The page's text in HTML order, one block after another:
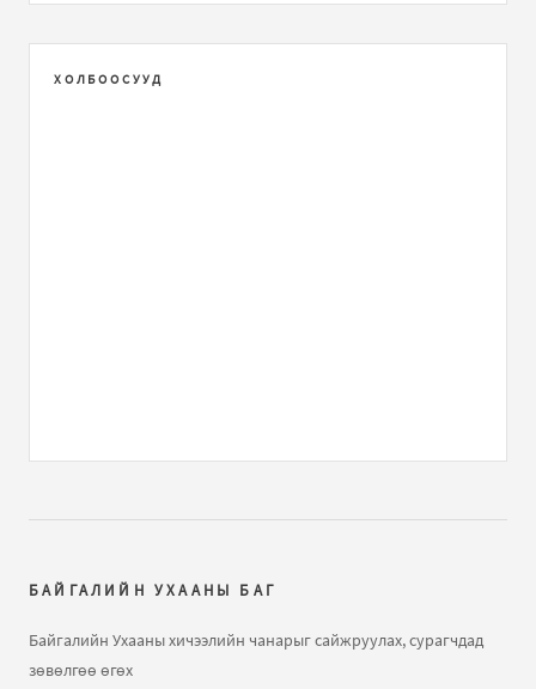
Тоо боддог маш сайн программбичлэгтЗочин:1985
x 4 /
Далайн татралт түрэлт Зочин:
ч харагдахгүй байна
ХОЛБООСУУД
БАЙГАЛИЙН УХААНЫ БАГ
Байгалийн Ухааны хичээлийн чанарыг сайжруулах, сурагчдад
зөвөлгөө өгөх